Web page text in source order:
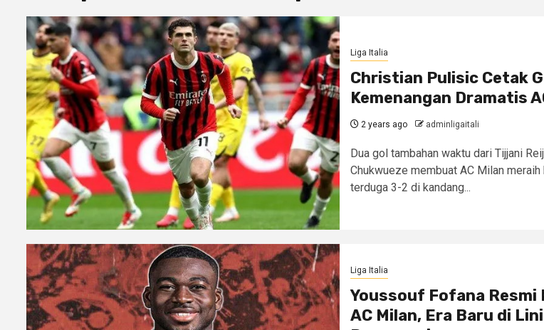
Liga Italia
Christian Pulisic Cetak
Kemenangan Dramatis
2 years ago adminligaitali
Dua gol tambahan waktu dari Tijjani
Chukwueze membuat AC Milan meraih
terduga 3-2 di kandang...
Liga Italia
Youssouf Fofana Resmi
AC Milan, Era Baru di